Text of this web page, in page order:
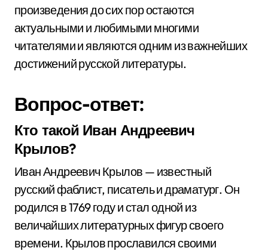
произведения до сих пор остаются
актуальными и любимыми многими
читателями и являются одним из важнейших
достижений русской литературы.
Вопрос-ответ:
Кто такой Иван Андреевич
Крылов?
Иван Андреевич Крылов — известный
русский фаблист, писатель и драматург. Он
родился в 1769 году и стал одной из
величайших литературных фигур своего
времени. Крылов прославился своими